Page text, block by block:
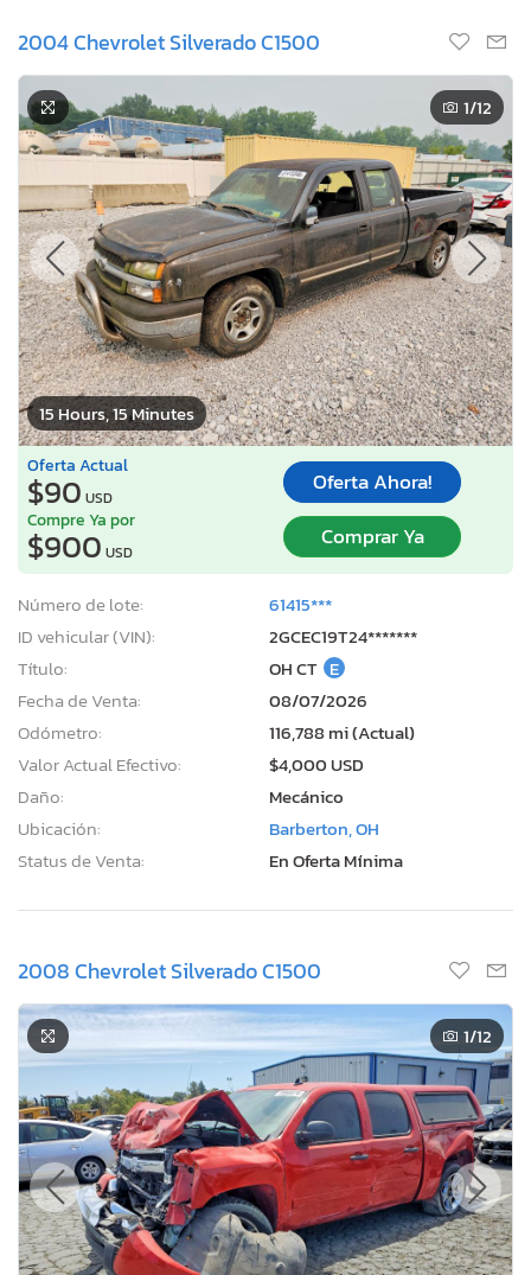
2004 Chevrolet Silverado C1500
15 Hours, 15 Minutes
1/12
Oferta Actual
$90 USD
Oferta Ahora!
Compre Ya por
$900 USD
Comprar Ya
Número de lote:
61415***
ID vehicular (VIN):
2GCEC19T24*******
Título:
OH CT E
Fecha de Venta:
08/07/2026
Odómetro:
116,788 mi (Actual)
Valor Actual Efectivo:
$4,000 USD
Daño:
Mecánico
Ubicación:
Barberton, OH
Status de Venta:
En Oferta Mínima
2008 Chevrolet Silverado C1500
1/12